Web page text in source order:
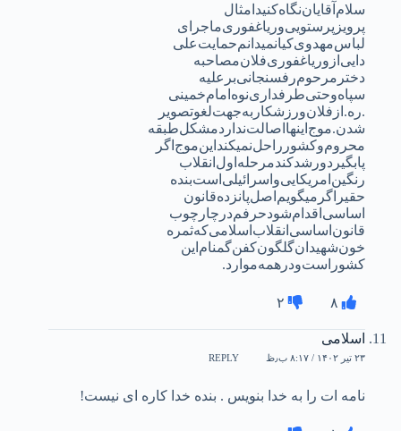
سلام‌آقایان‌نگاه‌کنید‌امثال‌
پرویز‌پرستویی‌وریا‌غفوری‌ماجرای
لباس‌مهدوی‌کیا‌نمیدانم‌حمایت‌علی
دایی‌‌از‌وریا‌غفوری‌‌فلان‌مصاحبه‌
دختر‌مرحوم‌رفسنجانی‌برعلیه‌
سپاه‌‌وحتی‌طرفداری‌نوه‌امام‌خمینی
.ره.از‌فلان‌ورزشکار‌به‌جهت‌لغو‌تصویر
شدن‌.موج‌اینها‌اصالت‌ندارد‌مشکل‌طبقه
محروم‌وکشور‌را‌حل‌نمیکند‌این‌موج‌اگر
پا‌بگیرد‌ورشد‌کند‌مرحله‌اول‌انقلاب
رنگین‌امریکایی‌واسرائیلی‌است‌بنده
حقیر‌اگر‌میگویم‌اصل‌پانزده‌قانون
‌اساسی‌اقدام‌شود‌حرفم‌درچارچوب
قانون‌اساسی‌انقلاب‌اسلامی‌‌که‌ثمره
خون‌شهیدان‌گلگون‌کفن‌گمنام‌‌این
کشور‌است‌ودر‌همه‌موارد‌.
۸ ۲
اسلامی
۲۳ تیر ۱۴۰۲ / ۸:۱۷ ب٫ظ REPLY
نامه ات را به خدا بنویس . بنده خدا کاره ای نیست!